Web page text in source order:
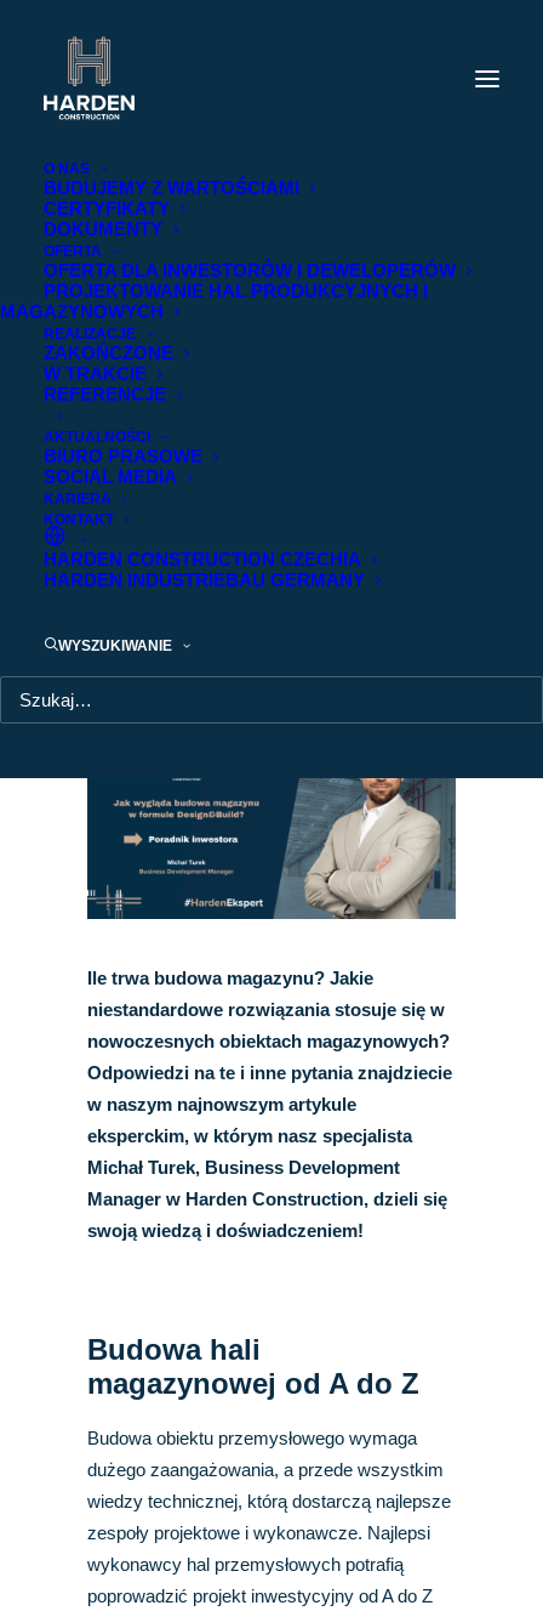
O NAS
BUDUJEMY Z WARTOŚCIAMI
CERTYFIKATY
DOKUMENTY
OFERTA
OFERTA DLA INWESTORÓW I DEWELOPERÓW
PROJEKTOWANIE HAL PRODUKCYJNYCH I
MAGAZYNOWYCH
REALIZACJE
ZAKOŃCZONE
W TRAKCIE
REFERENCJE
AKTUALNOŚCI
BIURO PRASOWE
SOCIAL MEDIA
KARIERA
KONTAKT
HARDEN CONSTRUCTION CZECHIA
HARDEN INDUSTRIEBAU GERMANY
WYSZUKIWANIE
Ile trwa budowa magazynu? Jakie
niestandardowe rozwiązania stosuje się w
nowoczesnych obiektach magazynowych?
Odpowiedzi na te i inne pytania znajdziecie
w naszym najnowszym artykule
eksperckim, w którym nasz specjalista
Michał Turek, Business Development
Manager w Harden Construction, dzieli się
swoją wiedzą i doświadczeniem!
Budowa hali
magazynowej od A do Z
Budowa obiektu przemysłowego wymaga
dużego zaangażowania, a przede wszystkim
wiedzy technicznej, którą dostarczą najlepsze
zespoły projektowe i wykonawcze. Najlepsi
wykonawcy hal przemysłowych potrafią
poprowadzić projekt inwestycyjny od A do Z